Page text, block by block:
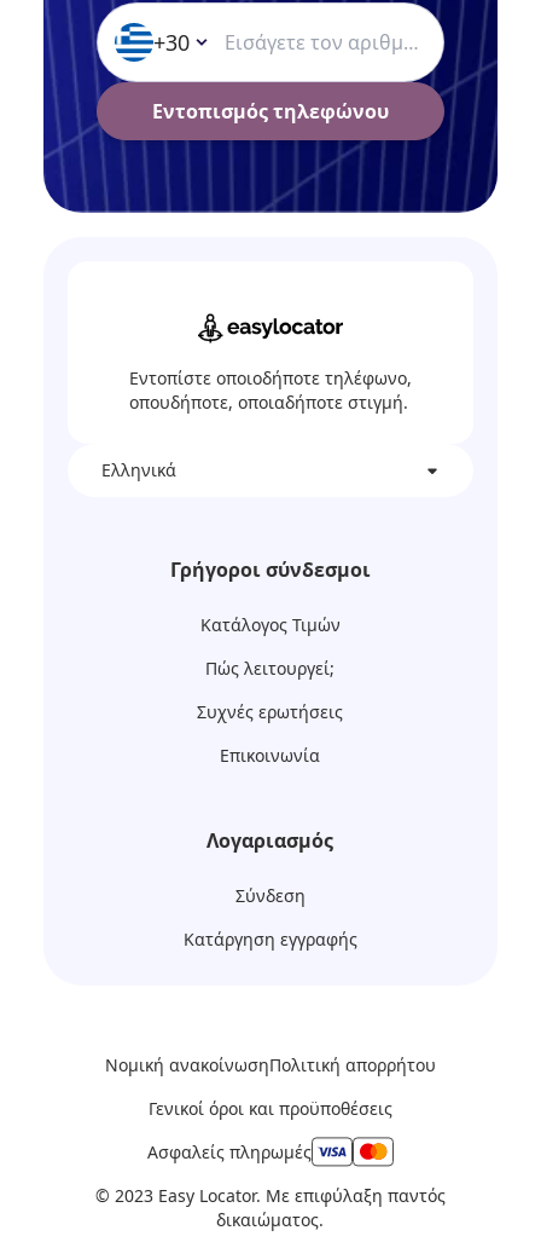
+30
Εντοπισμός τηλεφώνου
Εντοπίστε οποιοδήποτε τηλέφωνο,
οπουδήποτε, οποιαδήποτε στιγμή.
Ελληνικά
Γρήγοροι σύνδεσμοι
Κατάλογος Τιμών
Πώς λειτουργεί;
Συχνές ερωτήσεις
Επικοινωνία
Λογαριασμός
Σύνδεση
Κατάργηση εγγραφής
Νομική ανακοίνωσηΠολιτική απορρήτου
Γενικοί όροι και προϋποθέσεις
Ασφαλείς πληρωμές
© 2023 Easy Locator. Με επιφύλαξη παντός
δικαιώματος.